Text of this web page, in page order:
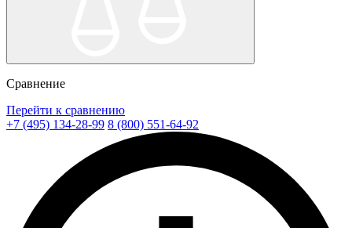
Сравнение
Перейти к сравнению
+7 (495) 134-28-99 8 (800) 551-64-92